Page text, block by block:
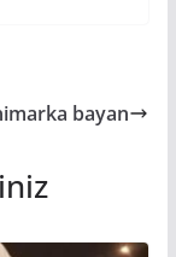
bayan